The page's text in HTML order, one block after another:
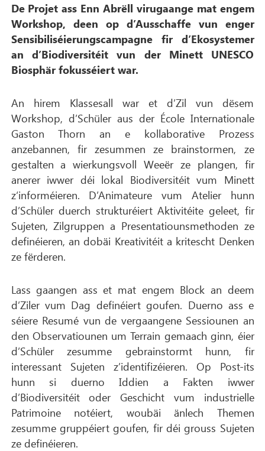
De Projet ass Enn Abrëll virugaange mat engem
Workshop, deen op d’Ausschaffe vun enger
Sensibiliséierungscampagne fir d’Ekosystemer
an d’Biodiversitéit vun der Minett UNESCO
Biosphär fokusséiert war.
An hirem Klassesall war et d’Zil vun dësem
Workshop, d’Schüler aus der École Internationale
Gaston Thorn an e kollaborative Prozess
anzebannen, fir zesummen ze brainstormen, ze
gestalten a wierkungsvoll Weeër ze plangen, fir
anerer iwwer déi lokal Biodiversitéit vum Minett
z‘informéieren. D’Animateure vum Atelier hunn
d’Schüler duerch strukturéiert Aktivitéite geleet, fir
Sujeten, Zilgruppen a Presentatiounsmethoden ze
definéieren, an dobäi Kreativitéit a kritescht Denken
ze fërderen.
Lass gaangen ass et mat engem Block an deem
d’Ziler vum Dag definéiert goufen. Duerno ass e
séiere Resumé vun de vergaangene Sessiounen an
den Observatiounen um Terrain gemaach ginn, éier
d’Schüler zesumme gebrainstormt hunn, fir
interessant Sujeten z’identifizéieren. Op Post-its
hunn si duerno Iddien a Fakten iwwer
d’Biodiversitéit oder Geschicht vum industrielle
Patrimoine notéiert, woubäi änlech Themen
zesumme gruppéiert goufen, fir déi grouss Sujeten
ze definéieren.